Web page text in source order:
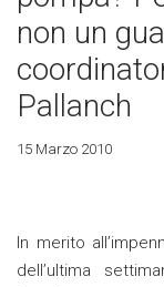
non un
Pallanch
15 Marzo 2010
In merito
dell’ultima